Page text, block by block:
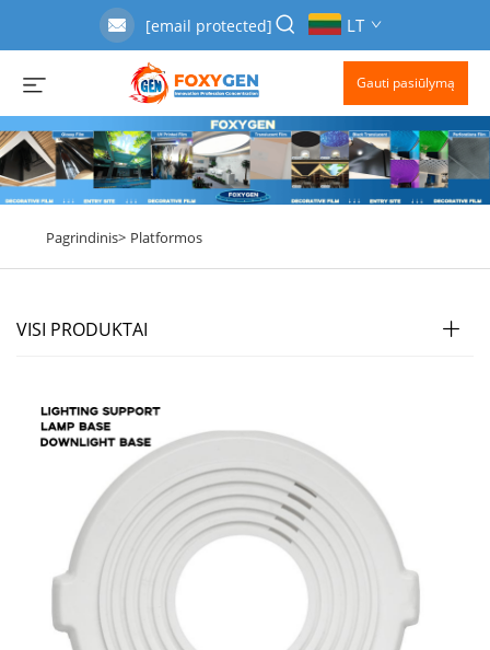
[email protected] LT
Gauti pasiūlymą
Pagrindinis> Platformos
VISI PRODUKTAI